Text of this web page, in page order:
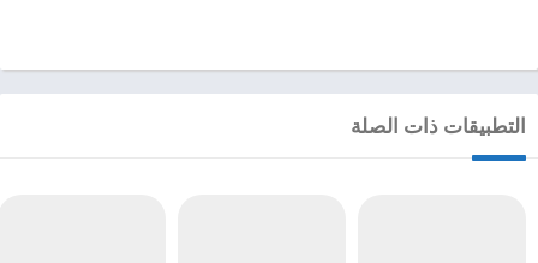
التطبيقات ذات الصلة